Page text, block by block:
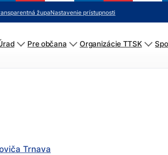
župaNastavenie prístupnosti
Pre občana Organizácie TTSK
Trnava